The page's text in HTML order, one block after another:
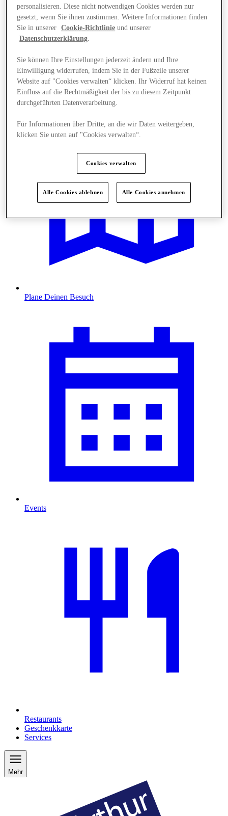
Angebote
Plane Deinen Besuch
Events
Restaurants
Geschenkkarte
Services
Mehr
personalisieren. Diese nicht notwendigen Cookies werden nur
gesetzt, wenn Sie ihnen zustimmen. Weitere Informationen finden
Sie in unserer
Cookie-Richtlinie und unserer
Datenschutzerklärung
Sie können Ihre Einstellungen jederzeit ändern und Ihre
Einwilligung widerrufen, indem Sie in der Fußzeile unserer
Website auf "Cookies verwalten“ klicken. Ihr Widerruf hat keinen
Einfluss auf die Rechtmäßigkeit der bis zu diesem Zeitpunkt
durchgeführten Datenverarbeitung.
Für Informationen über Dritte, an die wir Daten weitergeben,
klicken Sie unten auf "Cookies verwalten“.
Cookies verwalten
Alle Cookies ablehnen Alle Cookies annehmen